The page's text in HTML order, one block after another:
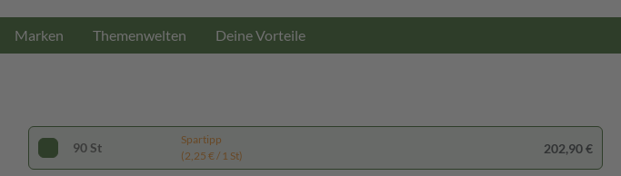
Marken Themenwelten Deine Vorteile
90 St
Spartipp
(2,25 € / 1 St)
202,90 €